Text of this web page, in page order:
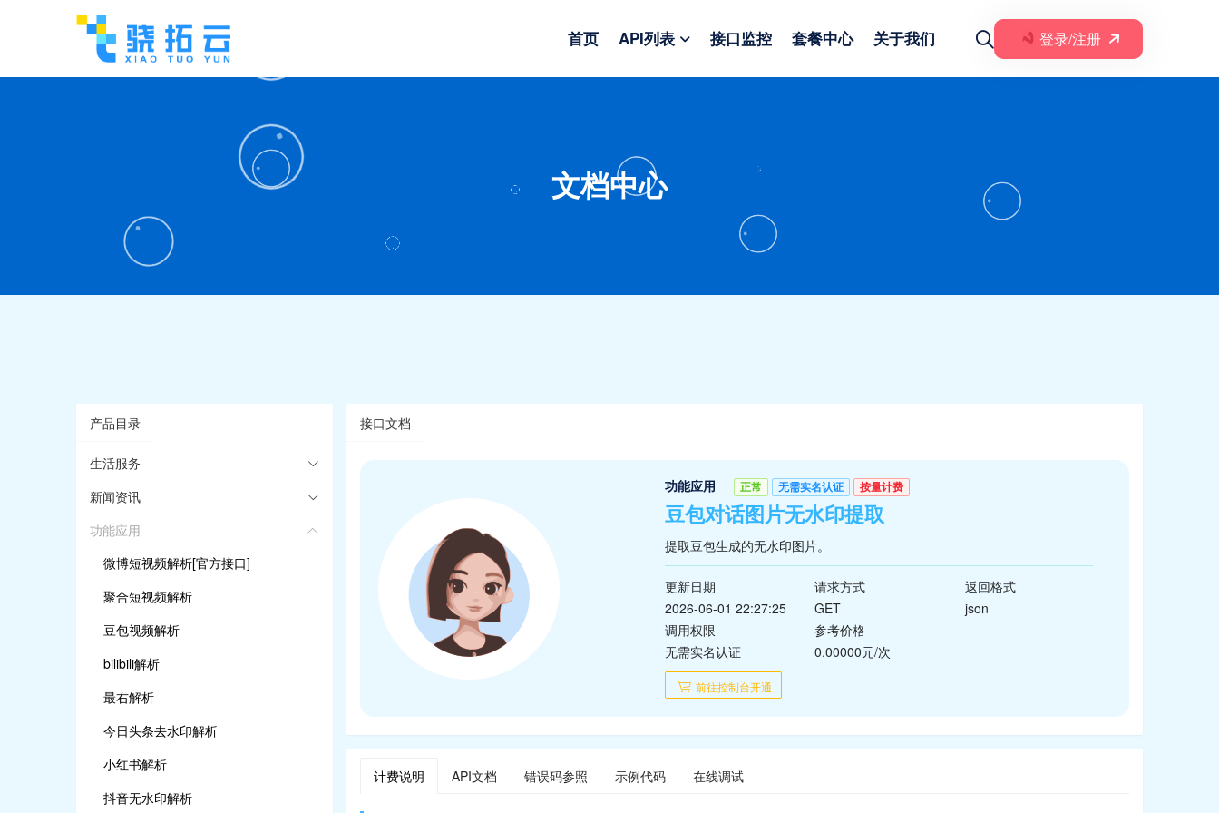
首页 API列表 接口监控 套餐中心 关于我们 登录/注册
文档中心
产品目录
生活服务
新闻资讯
功能应用
微博短视频解析[官方接口]
聚合短视频解析
豆包视频解析
bilibili解析
最右解析
今日头条去水印解析
小红书解析
抖音无水印解析
接口文档
功能应用 正常 无需实名认证 按量计费
豆包对话图片无水印提取
提取豆包生成的无水印图片。
更新日期
2026-06-01 22:27:25
请求方式
GET
返回格式
json
调用权限
无需实名认证
参考价格
0.00000元/次
前往控制台开通
计费说明 API文档 错误码参照 示例代码 在线调试